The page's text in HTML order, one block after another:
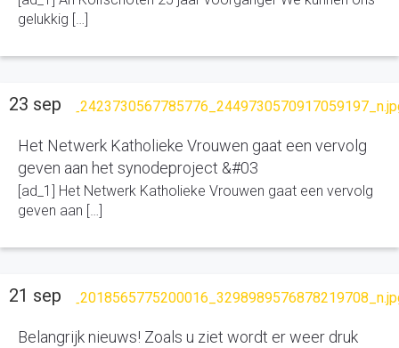
gelukkig […]
Het Netwerk Katholieke Vrouwen gaat een vervolg
geven aan het synodeproject &#03
[ad_1] Het Netwerk Katholieke Vrouwen gaat een vervolg
geven aan […]
23 sep
Belangrijk nieuws! Zoals u ziet wordt er weer druk
21 sep